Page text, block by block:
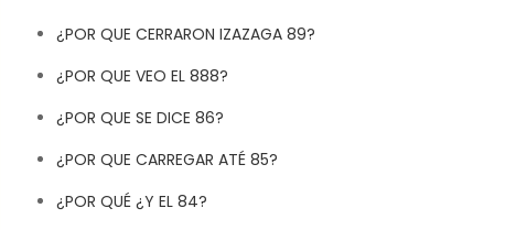
¿POR QUE CERRARON IZAZAGA 89?
¿POR QUE VEO EL 888?
¿POR QUE SE DICE 86?
¿POR QUE CARREGAR ATÉ 85?
¿POR QUÉ ¿Y EL 84?